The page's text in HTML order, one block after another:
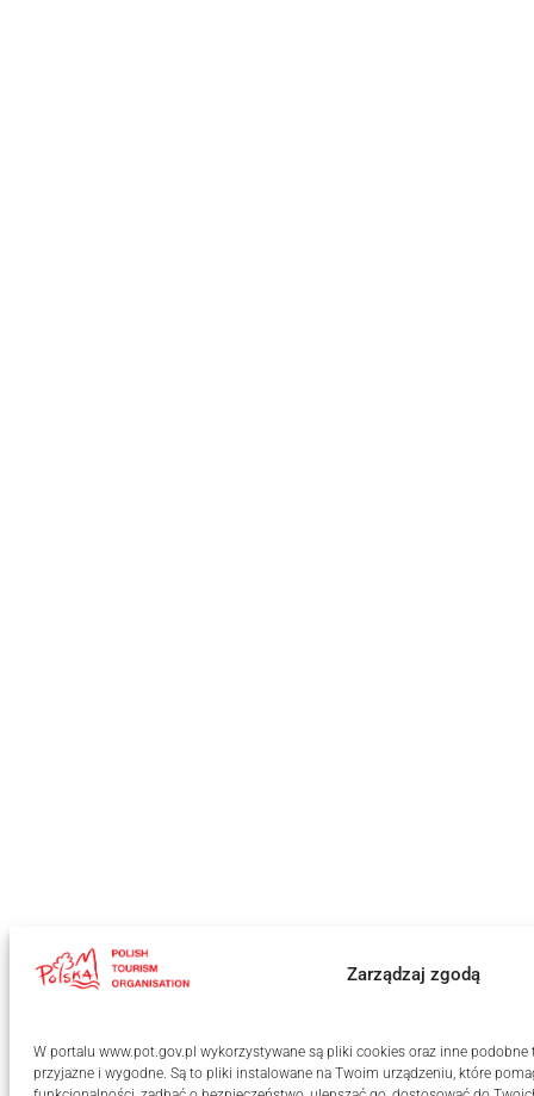
Zarządzaj zgodą
W portalu www.pot.gov.pl wykorzystywane są pliki cookies oraz inne podobne
przyjazne i wygodne. Są to pliki instalowane na Twoim urządzeniu, które